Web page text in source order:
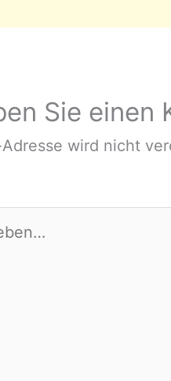
Sie einen
wird nicht